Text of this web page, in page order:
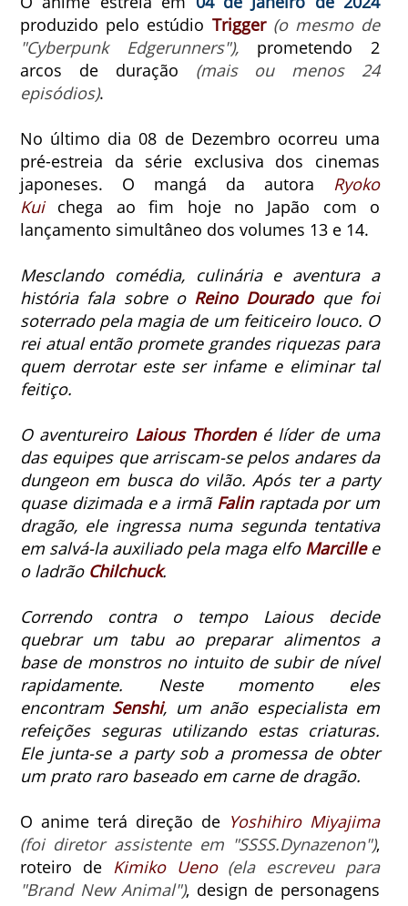
produzido pelo estúdio Trigger (o mesmo de
"Cyberpunk Edgerunners"), prometendo 2
arcos de duração (mais ou menos 24
episódios).
No último dia 08 de Dezembro ocorreu uma
pré-estreia da série exclusiva dos cinemas
japoneses. O mangá da autora Ryoko
Kuichega ao fim hoje no Japão com o
lançamento simultâneo dos volumes 13 e 14.
Mesclando comédia, culinária e aventura a
históriafala sobre o Reino Douradoque foi
soterrado pela magia de um feiticeiro louco. O
rei atual então promete grandes riquezas para
quem derrotar este ser infame e eliminar tal
feitiço.
O aventureiro Laious Thordené líder de uma
das equipes que arriscam-se pelos andares da
dungeon em busca do vilão.Após ter a party
quase dizimada e a irmã Falinraptada por um
dragão, ele ingressa numa segunda tentativa
em salvá-la auxiliado pela maga elfo Marcillee
o ladrão Chilchuck.
Correndo contra o tempo Laious decide
quebrar um tabu ao preparar alimentos a
base de monstros no intuito de subir de nível
rapidamente. Neste momento eles
encontram Senshi, um anão especialista em
refeições seguras utilizando estas criaturas.
Ele junta-se a party sob a promessa de obter
um prato raro baseado em carne de dragão.
O anime terá direção de Yoshihiro Miyajima
(foi diretor assistente em "SSSS.Dynazenon"),
roteiro de Kimiko Ueno (ela escreveu para
"Brand New Animal"), design de personagens